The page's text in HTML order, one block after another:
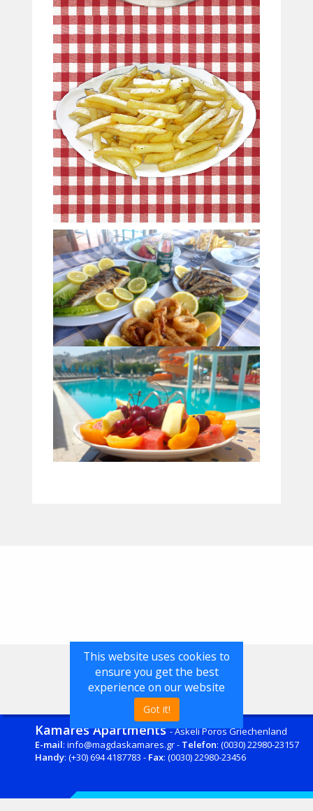
Kamares Apartments- Askeli Poros Griechenland
E-mail: info@magdaskamares.gr - Telefon: (0030) 22980-23157
Handy: (+30) 694 4187783 - Fax: (0030) 22980-23456
This website uses cookies to
ensure you get the best
experience on our website
Got it!